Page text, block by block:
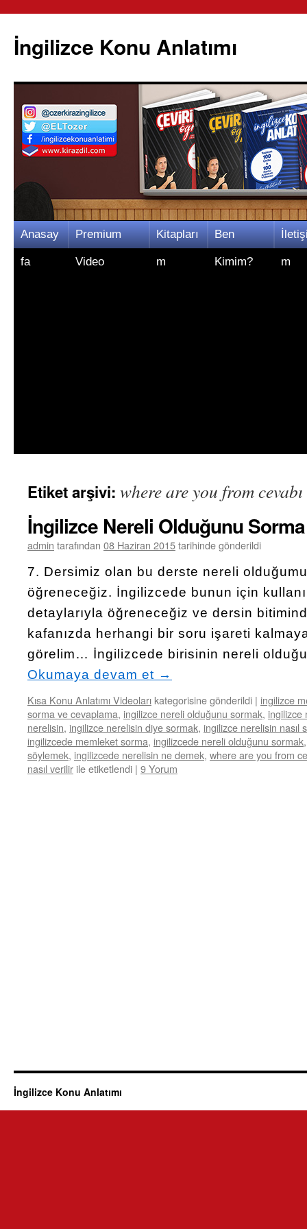
İngilizce Konu Anlatımı
İçeriğe
atla
Anasay
fa
Premium
Video
Kitapları
m
Ben
Kimim? m
Etiket arşivi: where are you from
İngilizce Nereli Olduğunu
admin tarafından 08 Haziran 2015tarihinde gönderildi
7. Dersimiz olan bu derste nereli
öğreneceğiz. İngilizcede bunun için
detaylarıyla öğreneceğiz ve dersin
kafanızda herhangi bir soru işareti
görelim… İngilizcede birisinin nereli
Okumaya devam et →
Kısa Konu Anlatımı Videoları kategorisine gönderildi | ingilizce
sorma ve cevaplama, ingilizce nereli olduğunu sormak, ingilizce
nerelisin, ingilizce nerelisin diye sormak, ingilizce nerelisin nasıl
ingilizcede memleket sorma, ingilizcede nereli olduğunu sormak
söylemek, ingilizcede nerelisin ne demek, where are you from
nasıl verilir ile etiketlendi | 9 Yorum
İngilizce Konu Anlatımı